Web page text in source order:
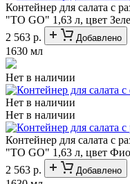
Контейнер для салата с
"TO GO" 1,63 л, цвет
2 563 р.
Добавлено
1630 мл
Нет в наличии
Нет в наличии
Нет в наличии
Контейнер для салата с
"TO GO" 1,63 л, цвет
2 563 р.
Добавлено